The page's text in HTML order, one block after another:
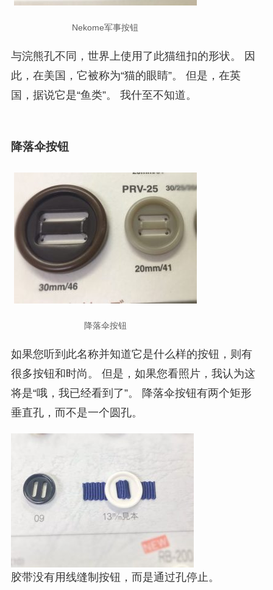
Nekome军事按钮
与浣熊孔不同，世界上使用了此猫纽扣的形状。 因
此，在美国，它被称为“猫的眼睛”。 但是，在英
国，据说它是“鱼类”。 我什至不知道。
降落伞按钮
降落伞按钮
如果您听到此名称并知道它是什么样的按钮，则有
很多按钮和时尚。 但是，如果您看照片，我认为这
将是“哦，我已经看到了”。 降落伞按钮有两个矩形
垂直孔，而不是一个圆孔。
胶带没有用线缝制按钮，而是通过孔停止。